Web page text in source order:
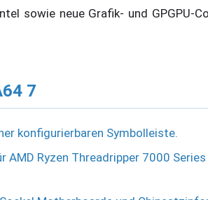
sowie neue Grafik- und GPGPU-
7
konfigurierbaren Symbolleiste.
Ryzen Threadripper 7000